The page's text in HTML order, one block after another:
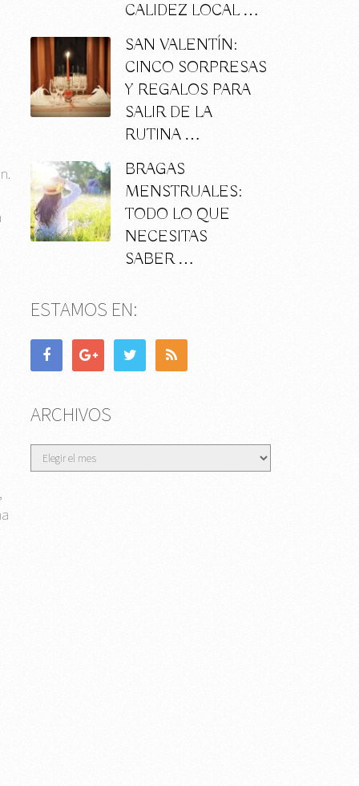
CALIDEZ LOCAL …
SAN VALENTÍN:
CINCO SORPRESAS
Y REGALOS PARA
SALIR DE LA
RUTINA …
BRAGAS
MENSTRUALES:
TODO LO QUE
NECESITAS
SABER …
ESTAMOS EN:
ARCHIVOS
Archivos